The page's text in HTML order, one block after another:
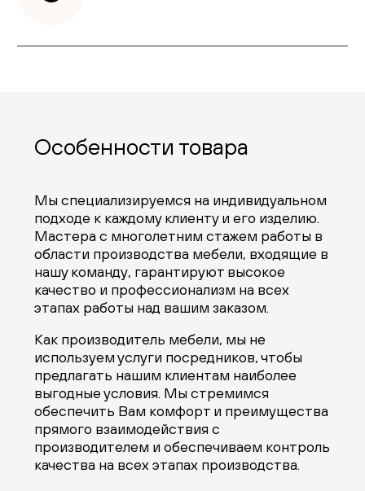
Особенности товара
Мы специализируемся на индивидуальном
подходе к каждому клиенту и его изделию.
Мастера с многолетним стажем работы в
области производства мебели, входящие в
нашу команду, гарантируют высокое
качество и профессионализм на всех
этапах работы над вашим заказом.
Как производитель мебели, мы не
используем услуги посредников, чтобы
предлагать нашим клиентам наиболее
выгодные условия. Мы стремимся
обеспечить Вам комфорт и преимущества
прямого взаимодействия с
производителем и обеспечиваем контроль
качества на всех этапах производства.